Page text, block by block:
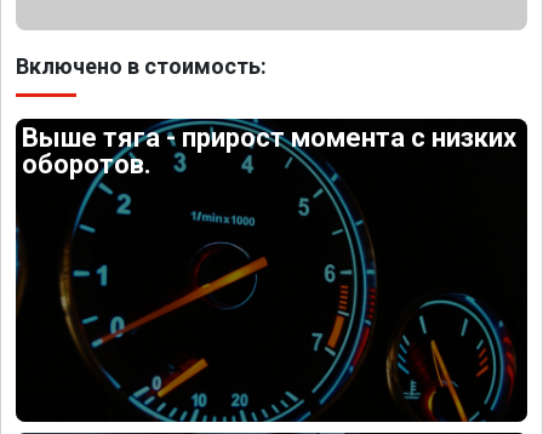
Включено в стоимость:
Выше тяга - прирост момента с низких
оборотов.